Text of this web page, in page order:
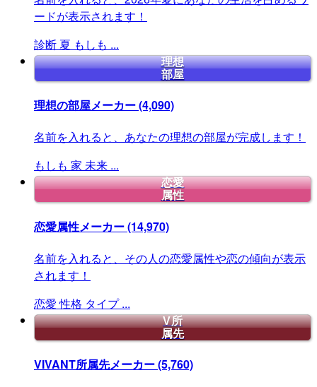
ードが表示されます！
診断 夏 もしも ...
理想
部屋
理想の部屋メーカー(4,090)
名前を入れると、あなたの理想の部屋が完成します！
もしも 家 未来 ...
恋愛
属性
恋愛属性メーカー(14,970)
名前を入れると、その人の恋愛属性や恋の傾向が表示
されます！
恋愛 性格 タイプ ...
V所
属先
VIVANT所属先メーカー(5,760)